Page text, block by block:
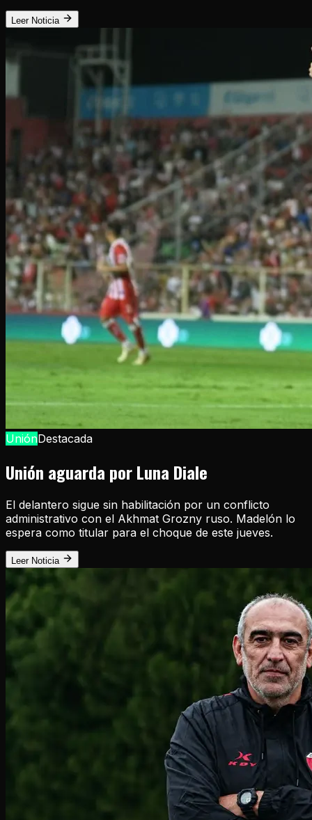
Leer Noticia
UniónDestacada
Unión aguarda por Luna Diale
El delantero sigue sin habilitación por un conflicto
administrativo con el Akhmat Grozny ruso. Madelón lo
espera como titular para el choque de este jueves.
Leer Noticia